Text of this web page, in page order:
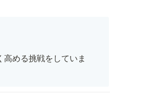
める挑戦をしていま